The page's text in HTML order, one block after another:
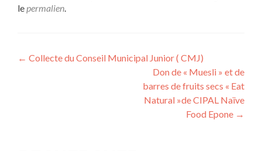
lepermalien.
Navigation
← Collecte du Conseil Municipal Junior ( CMJ)
Don de « Muesli » et de
barres de fruits secs « Eat
Natural »de CIPAL Naïve
Food Epone →